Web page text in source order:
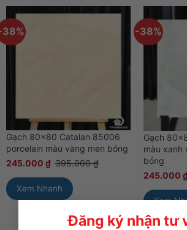
Đăng ký nhận tư
Gạch 80×80 Catalan 85006
porcelain màu vàng men bóng
245.000 ₫ 395.000₫
Xem Nhanh
-38%
Gạch
màu xanh
bóng
245.000
Xem